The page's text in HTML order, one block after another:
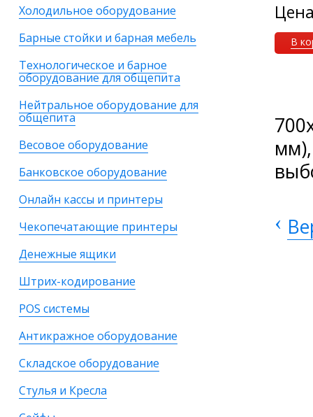
Холодильное оборудование
Барные стойки и барная мебель
Технологическое и барное
оборудование для общепита
Нейтральное оборудование для
общепита
Весовое оборудование
Банковское оборудование
Онлайн кассы и принтеры
Чекопечатающие принтеры
Денежные ящики
Штрих-кодирование
POS системы
Антикражное оборудование
Складское оборудование
Стулья и Кресла
В
‹